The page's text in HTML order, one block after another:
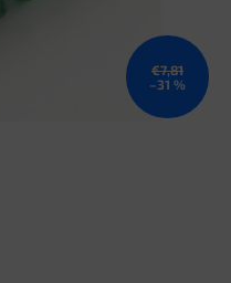
€7,81
–31 %